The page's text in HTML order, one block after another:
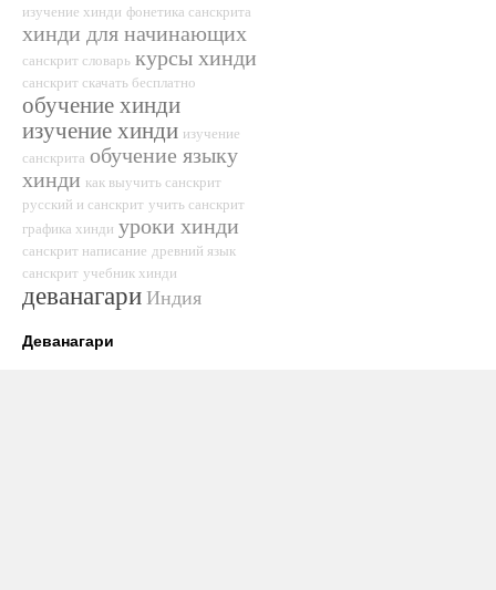
изучение хинди фонетика санскрита
хинди для начинающих
санскрит словарь курсы хинди
санскрит скачать бесплатно
обучение хинди
изучение хинди изучение
санскрита обучение языку
хинди как выучить санскрит
русский и санскрит учить санскрит
графика хинди уроки хинди
санскрит написание древний язык
санскрит учебник хинди
деванагариИндия
Деванагари